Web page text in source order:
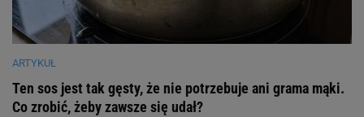
ARTYKUŁ
Ten sos jest tak gęsty, że nie potrzebuje ani grama mąki.
Co zrobić, żeby zawsze się udał?